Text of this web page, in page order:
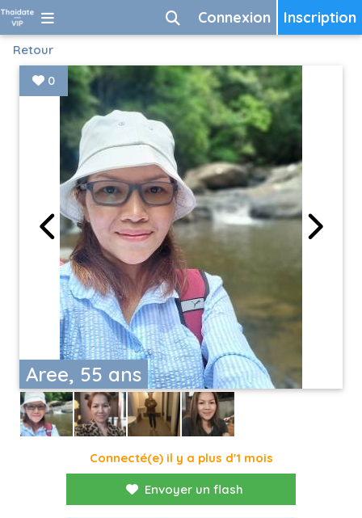
Inscription
Connexion
Retour
Aree, 55 ans
0
Connecté(e) il y a plus d'1 mois
Envoyer un flash